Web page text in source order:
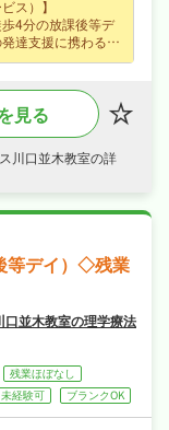
ス）】
4分の放課後等デ
達支援に携わる理
に地域を支えるお
、賞与あり・昇給
えて長く活躍できま
、日勤のみでご家
きる職場です♪
見る
川口並木教室の詳
等デイ）◇残業
口並木教室の理学療法
残業ほぼなし
未経験可 ブランクOK